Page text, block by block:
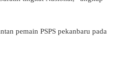
pemain PSPS pekanbaru pada